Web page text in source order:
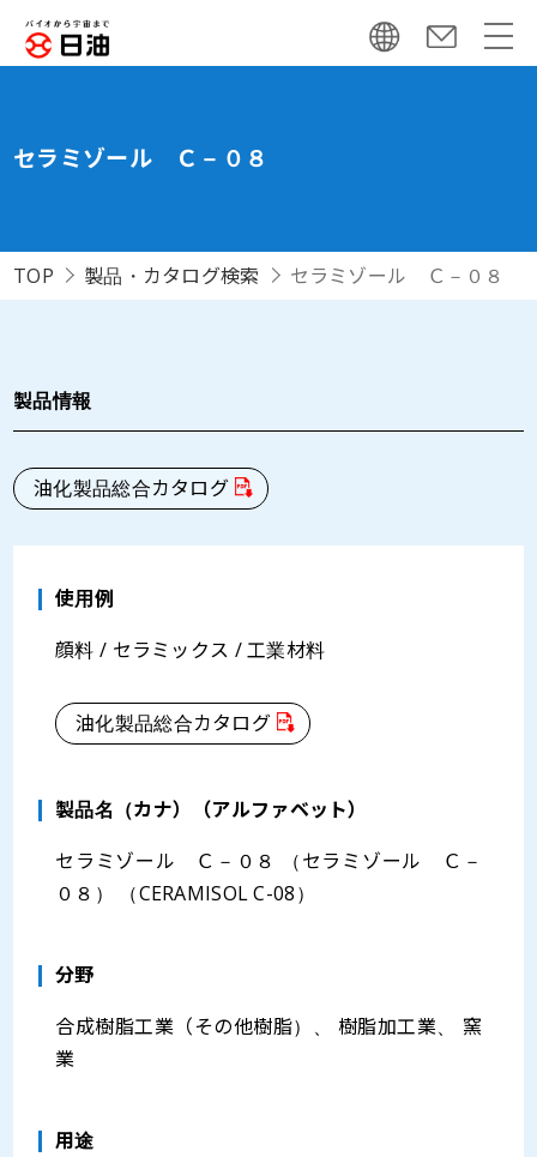
セラミゾール Ｃ－０８
TOP 製品・カタログ検索 セラミゾール Ｃ－０８
製品情報
油化製品総合カタログ
使用例
顔料 / セラミックス / 工業材料
油化製品総合カタログ
製品名（カナ）（アルファベット）
セラミゾール Ｃ－０８ （セラミゾール Ｃ－
０８） （CERAMISOL C-08）
分野
合成樹脂工業（その他樹脂）、 樹脂加工業、 窯
業
⽤途